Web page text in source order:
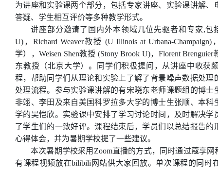
为讲座和实验课两个部分，包括专家讲座、 实验课讲解、
答疑、学生相互评价等多种教学形式。
讲座部分邀请了 国内外本领域几位先驱者和专家,包
U)，Richard Weaver教授 (U Illinois at Urbana-Champaign)
学），Weisen Shen教授 (Stony Brook U)，FlorentBrenguier
东教授（北京大学）。
同学们积极提问，从讲座中收获
程， 帮助同学们从理论和实验上了解了背景噪声数据处理
处理流程。 参与实验课讲解的有宋晓东老师课题组的博士
非翊、李田及来自美国科罗拉多大学的博士生张顺、 本科
学的吴恺欣。实验课中安排了学习讨论时间，及时解决学
了学生们的一致好评。课程结束后，学员们以总结报告的
心得体会，并为暑期学校提了一些建议。
本次暑期学校采用Zoom直播的方式，同时通过蔻享网
有课程视频放在bilibili 网站供大家回放。单次课程的同时